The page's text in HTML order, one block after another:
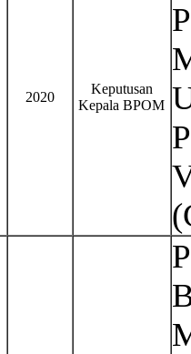
2020
Keputusan
Kepala BPOM